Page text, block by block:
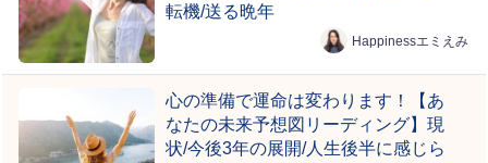
転機/送る晩年
Happinessエミえみ
心の準備で運命は変わります！【あ
なたの未来予想図リーディング】現
状/今後3年の展開/人生後半に感じら